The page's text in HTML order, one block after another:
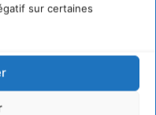
sur certaines